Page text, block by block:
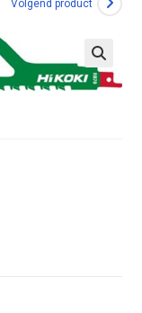
Volgend product